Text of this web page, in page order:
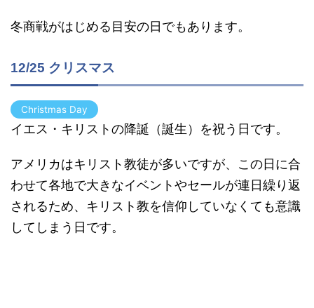
冬商戦がはじめる目安の日でもあります。
12/25 クリスマス
Christmas Day
イエス・キリストの降誕（誕生）を祝う日です。
アメリカはキリスト教徒が多いですが、この日に合
わせて各地で大きなイベントやセールが連日繰り返
されるため、キリスト教を信仰していなくても意識
してしまう日です。